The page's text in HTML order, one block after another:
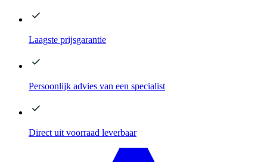
Laagste prijsgarantie
Persoonlijk advies van een specialist
Direct uit voorraad leverbaar